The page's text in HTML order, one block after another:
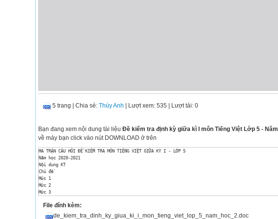
5 trang Chia sẻ: Thúy Anh | Lượt xem: 535 | Lượt tải: 0
Bạn đang xem nội dung tài liệu Đề kiểm tra định kỳ giữa kì I môn Tiếng Việt Lớp 5 -
về máy bạn click vào nút DOWNLOAD ở trên
MA TRẬN CÂU HỎI ĐỀ KIỂM TRA MÔN TIẾNG VIỆT GIỮA KỲ I - LỚP 5
Năm học 2020-2021
Nội dung KT
Chủ đề
Mức 1
Mức 2
Mức 3
Tổng
Ghi chú
File đính kèm:
de_kiem_tra_dinh_ky_giua_ki_i_mon_tieng_viet_lop_5_nam_hoc_2.doc